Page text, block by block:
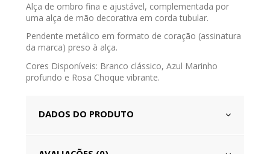
​Alça de ombro fina e ajustável, complementada por
uma alça de mão decorativa em corda tubular.
​Pendente metálico em formato de coração (assinatura
da marca) preso à alça.
​Cores Disponíveis: Branco clássico, Azul Marinho
profundo e Rosa Choque vibrante.
DADOS DO PRODUTO